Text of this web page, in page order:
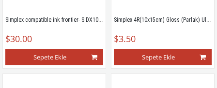
Simplex compatible ink frontier- S DX100(Sky blue)
$30.00
Sepete Ekle
Simplex 4R(10x15cm) Gloss (Parlak) Ultra Premium Photo Paper 100'lük (POŞETLİ!!!!)
$3.50
Sepete Ekle